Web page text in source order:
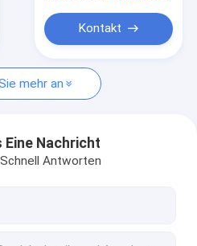
Kontakt
mehr an
Eine Nachricht
Antworten